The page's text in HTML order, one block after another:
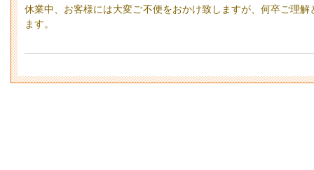
休業中、お客様には大変ご不便をおかけ致しますが、何卒ご理
ます。